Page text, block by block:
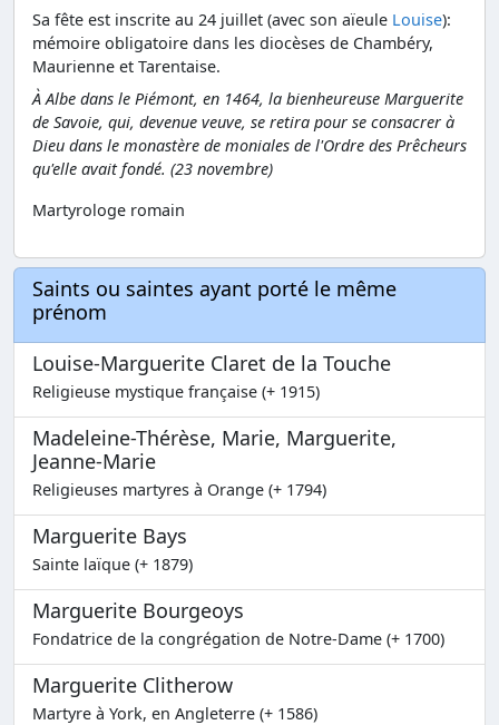
Sa fête est inscrite au 24 juillet (avec son aïeule Louise):
mémoire obligatoire dans les diocèses de Chambéry,
Maurienne et Tarentaise.
À Albe dans le Piémont, en 1464, la bienheureuse Marguerite
de Savoie, qui, devenue veuve, se retira pour se consacrer à
Dieu dans le monastère de moniales de l'Ordre des Prêcheurs
qu'elle avait fondé. (23 novembre)
Martyrologe romain
Saints ou saintes ayant porté le même
prénom
Louise-Marguerite Claret de la Touche
Religieuse mystique française (+ 1915)
Madeleine-Thérèse, Marie, Marguerite,
Jeanne-Marie
Religieuses martyres à Orange (+ 1794)
Marguerite Bays
Sainte laïque (+ 1879)
Marguerite Bourgeoys
Fondatrice de la congrégation de Notre-Dame (+ 1700)
Marguerite Clitherow
Martyre à York, en Angleterre (+ 1586)